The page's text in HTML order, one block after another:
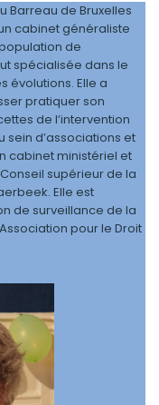
Barreau de Bruxelles
cabinet généraliste
de
spécialisée dans le
évolutions. Elle a
pratiquer son
de l’intervention
sein d’associations et
cabinet ministériel et
supérieur de la
Elle est
de surveillance de la
pour le Droit